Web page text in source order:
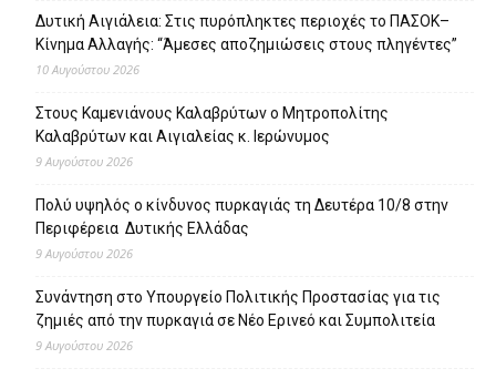
Δυτική Αιγιάλεια: Στις πυρόπληκτες περιοχές το ΠΑΣΟΚ–
Κίνημα Αλλαγής: “Άμεσες αποζημιώσεις στους πληγέντες”
10 Αυγούστου 2026
Στους Καμενιάνους Καλαβρύτων ο Μητροπολίτης
Καλαβρύτων και Αιγιαλείας κ. Ιερώνυμος
9 Αυγούστου 2026
Πολύ υψηλός ο κίνδυνος πυρκαγιάς τη Δευτέρα 10/8 στην
Περιφέρεια Δυτικής Ελλάδας
9 Αυγούστου 2026
Συνάντηση στο Υπουργείο Πολιτικής Προστασίας για τις
ζημιές από την πυρκαγιά σε Νέο Ερινεό και Συμπολιτεία
9 Αυγούστου 2026